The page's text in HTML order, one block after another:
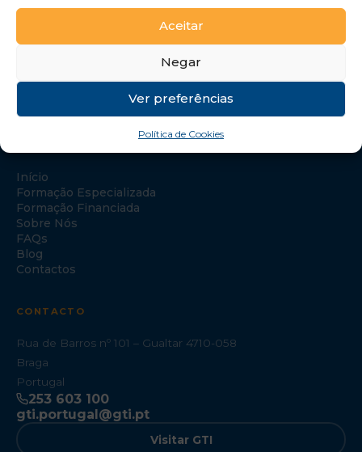
Aceitar
Negar
Ver preferências
Política de Cookies
Início
Formação Especializada
Formação Financiada
Sobre Nós
FAQs
Blog
Contactos
CONTACTO
Rua de Barros nº 101 – Gualtar 4710-058
Braga
Portugal
253 603 100
gti.portugal@gti.pt
Visitar GTI